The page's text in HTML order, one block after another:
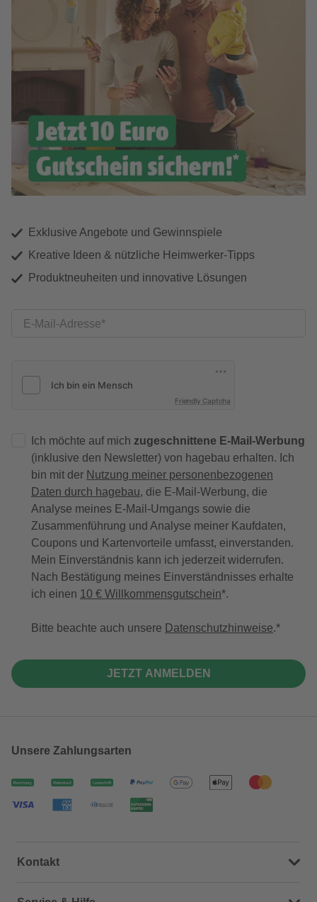
Exklusive Angebote und Gewinnspiele
Kreative Ideen & nützliche Heimwerker-Tipps
Produktneuheiten und innovative Lösungen
E-Mail-Adresse
Friendly Captcha
Ich möchte auf mich zugeschnittene E-Mail-Werbung
(inklusive den Newsletter) von hagebau erhalten. Ich
bin mit der Nutzung meiner personenbezogenen
Daten durch hagebau, die E-Mail-Werbung, die
Analyse meines E-Mail-Umgangs sowie die
Zusammenführung und Analyse meiner Kaufdaten,
Coupons und Kartenvorteile umfasst, einverstanden.
Mein Einverständnis kann ich jederzeit widerrufen.
Nach Bestätigung meines Einverständnisses erhalte
ich einen 10 € Willkommensgutschein*.
Bitte beachte auch unsere Datenschutzhinweise.
JETZT ANMELDEN
Unsere Zahlungsarten
Kontakt